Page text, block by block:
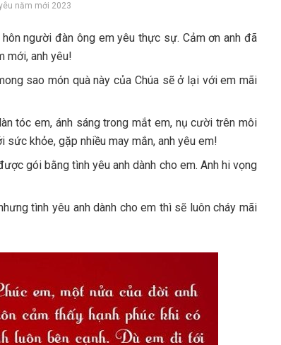
năm mới 2023
người đàn ông em yêu thực sự. Cảm ơn anh đã
mới, anh yêu!
sao món quà này của Chúa sẽ ở lại với em mãi
tóc em, ánh sáng trong mắt em, nụ cười trên môi
khỏe, gặp nhiều may mắn, anh yêu em!
gói bằng tình yêu anh dành cho em. Anh hi vọng
tình yêu anh dành cho em thì sẽ luôn cháy mãi